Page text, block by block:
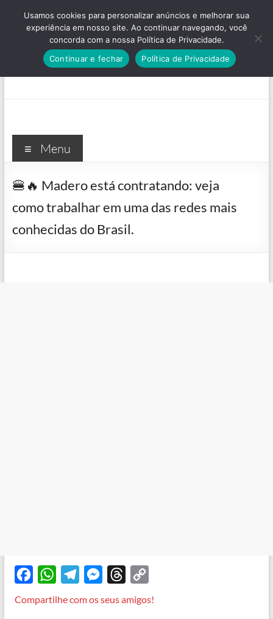
Pular
Menu
🍔🔥 Madero está contratando: veja
como trabalhar em uma das redes mais
conhecidas do Brasil.
W
M
Compartilhe com os seus amigos!
Usamos cookies para personalizar anúncios e melhorar sua
experiência em nosso site. Ao continuar navegando, você
concorda com a nossa Política de Privacidade.
Continuar e fechar
Política de Privacidade